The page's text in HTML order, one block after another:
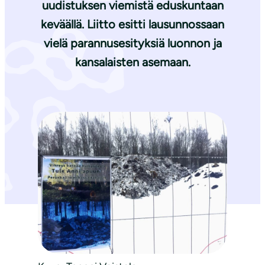
uudistuksen viemistä eduskuntaan
keväällä. Liitto esitti lausunnossaan
vielä parannusesityksiä luonnon ja
kansalaisten asemaan.